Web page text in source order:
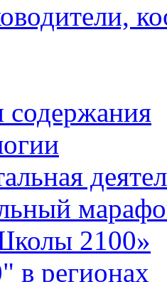
содержания
2100»
в регионах